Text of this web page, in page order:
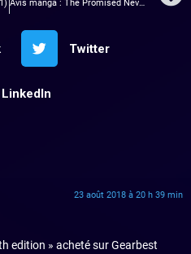
Avis manga : The Promised Neverland (tome 3)
Twitter
LinkedIn
23 août 2018 à 20 h 39 min
edition » acheté sur Gearbest